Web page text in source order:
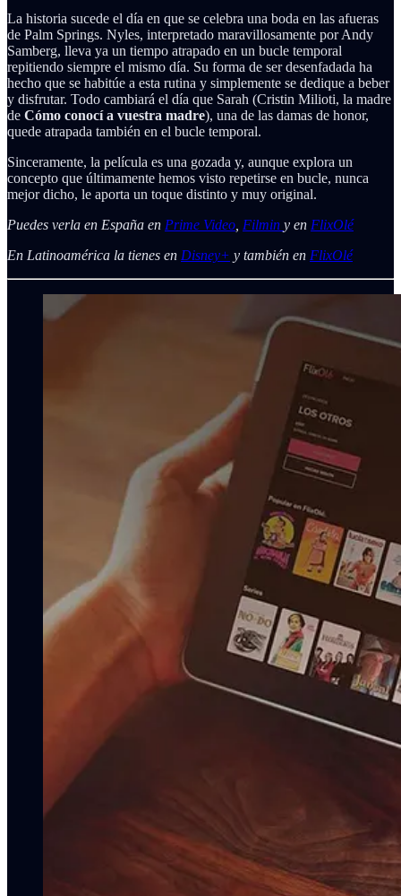
La historia sucede el día en que se celebra una boda en las afueras
de Palm Springs. Nyles, interpretado maravillosamente por Andy
Samberg, lleva ya un tiempo atrapado en un bucle temporal
repitiendo siempre el mismo día. Su forma de ser desenfadada ha
hecho que se habitúe a esta rutina y simplemente se dedique a beber
y disfrutar. Todo cambiará el día que Sarah (Cristin Milioti, la madre
de Cómo conocí a vuestra madre), una de las damas de honor,
quede atrapada también en el bucle temporal.
Sinceramente, la película es una gozada y, aunque explora un
concepto que últimamente hemos visto repetirse en bucle, nunca
mejor dicho, le aporta un toque distinto y muy original.
Puedes verla en España en Prime Video Filmin y en FlixOlé
En Latinoamérica la tienes en Disney+ y también en FlixOlé